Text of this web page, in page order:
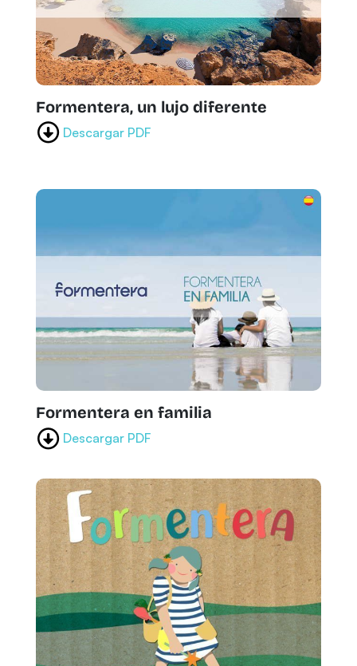
Formentera, un lujo diferente
Descargar PDF
Formentera en familia
Descargar PDF